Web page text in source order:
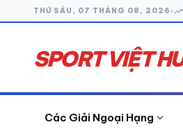
THỨ SÁU, 07 THÁNG 08, 2026 trending_up
SPORT VIỆT
Các Giải Ngoại Hạng expand_more